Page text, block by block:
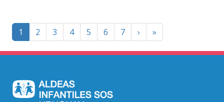
Paginación
1 2 3 4 5 6 7 › Página
siguiente
»
page